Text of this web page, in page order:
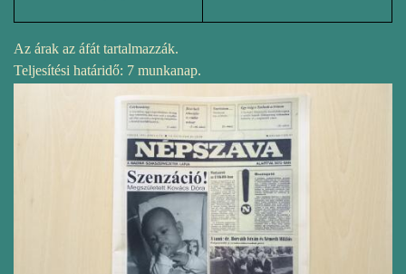
Az árak az áfát tartalmazzák.
Teljesítési határidő: 7 munkanap.